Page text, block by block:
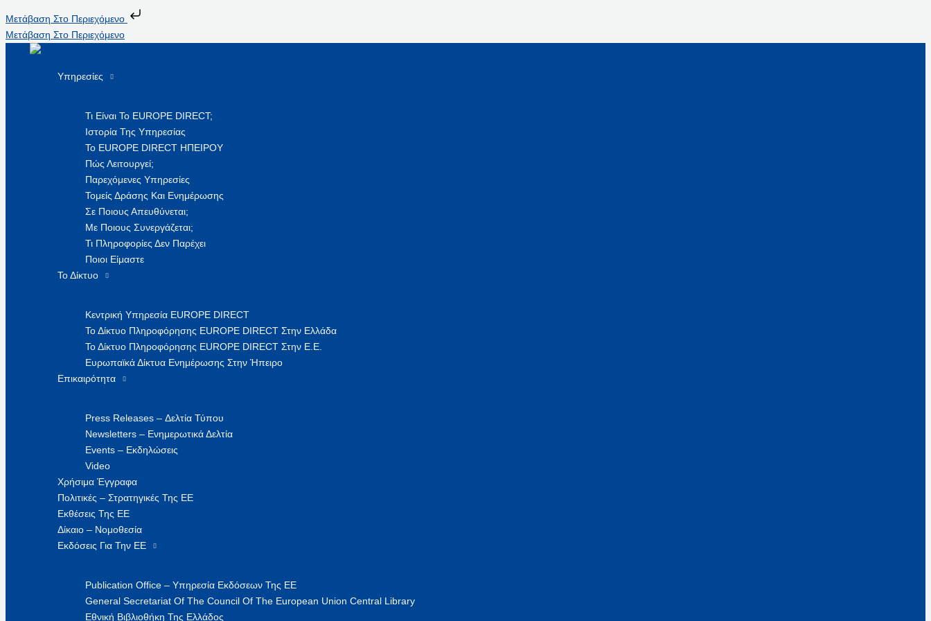
Μετάβαση Στο Περιεχόμενο
Μετάβαση Στο Περιεχόμενο
Υπηρεσίες
Τι Είναι Το EUROPE DIRECT;
Ιστορία Της Υπηρεσίας
Το EUROPE DIRECT ΗΠΕΙΡΟΥ
Πώς Λειτουργεί;
Παρεχόμενες Υπηρεσίες
Τομείς Δράσης Και Ενημέρωσης
Σε Ποιους Απευθύνεται;
Με Ποιους Συνεργάζεται;
Τι Πληροφορίες Δεν Παρέχει
Ποιοι Είμαστε
Το Δίκτυο
Κεντρική Υπηρεσία EUROPE DIRECT
Το Δίκτυο Πληροφόρησης EUROPE DIRECT Στην Ελλάδα
Το Δίκτυο Πληροφόρησης EUROPE DIRECT Στην Ε.Ε.
Ευρωπαϊκά Δίκτυα Ενημέρωσης Στην Ήπειρο
Επικαιρότητα
Press Releases – Δελτία Τύπου
Newsletters – Ενημερωτικά Δελτία
Events – Εκδηλώσεις
Video
Χρήσιμα Έγγραφα
Πολιτικές – Στρατηγικές Της ΕΕ
Εκθέσεις Της ΕΕ
Δίκαιο – Νομοθεσία
Εκδόσεις Για Την ΕΕ
Publication Office – Υπηρεσία Εκδόσεων Της ΕΕ
General Secretariat Of The Council Of The European Union Central Library
Εθνική Βιβλιοθήκη Της Ελλάδος